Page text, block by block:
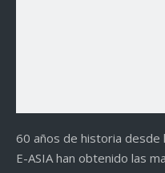
60 años de historia desde
E-ASIA han obtenido las